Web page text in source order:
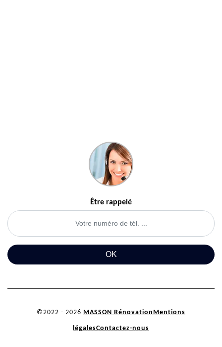
Être rappelé
©2022 - 2026 MASSON Rénovation Mentions
légalesContactez-nous